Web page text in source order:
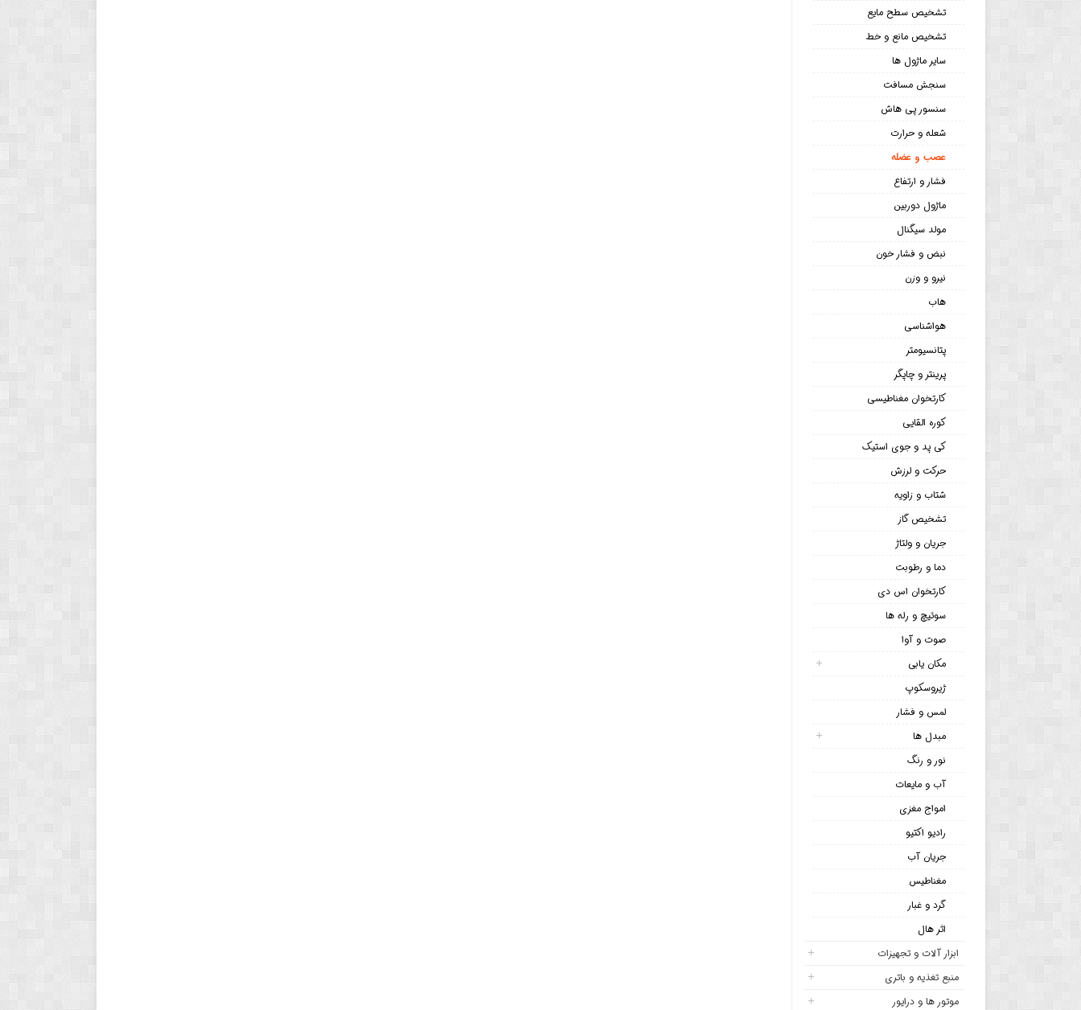
تشخیص سطح مایع
تشخیص مانع و خط
سایر ماژول ها
سنجش مسافت
سنسور پی هاش
شعله و حرارت
عصب و عضله
فشار و ارتفاع
ماژول دوربین
مولد سیگنال
نبض و فشار خون
نیرو و وزن
هاب
هواشناسی
پتانسیومتر
پرینتر و چاپگر
کارتخوان مغناطیسی
کوره القایی
کی پد و جوی استیک
حرکت و لرزش
شتاب و زاویه
تشخیص گاز
جریان و ولتاژ
دما و رطوبت
کارتخوان اس دی
سوئیچ و رله ها
صوت و آوا
مکان یابی
ژیروسکوپ
لمس و فشار
مبدل ها
نور و رنگ
آب و مایعات
امواج مغزی
رادیو اکتیو
جریان آب
مغناطیس
گرد و غبار
اثر هال
ابزار آلات و تجهیزات
منبع تغذیه و باتری
موتور ها و درایور